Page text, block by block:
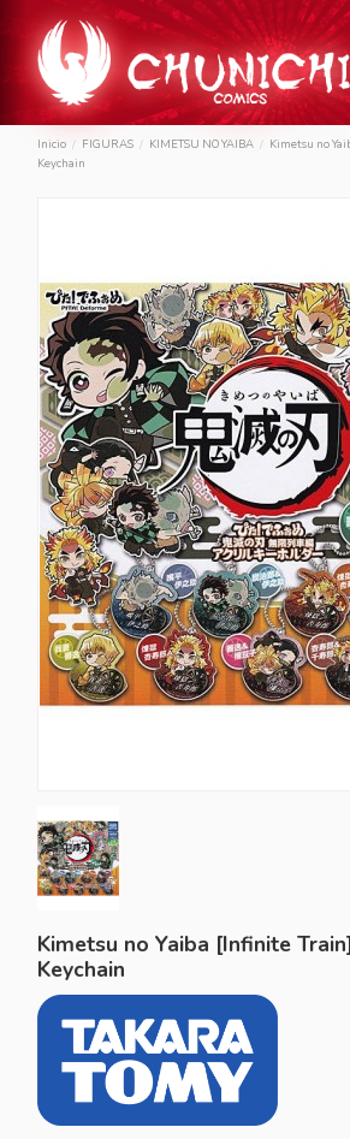
Inicio FIGURAS KIMETSU NO YAIBA
Kimetsu no
Keychain
Kimetsu no Yaiba [Infinite
Keychain